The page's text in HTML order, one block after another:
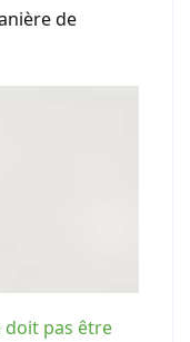
de
doit pas être